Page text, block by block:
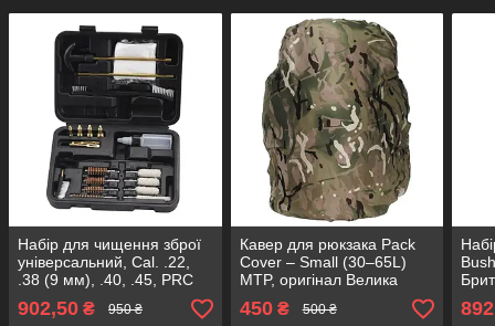
Набір для чищення зброї
універсальний, Cal. .22,
.38 (9 мм), .40, .45, PRC
902,50 ₴ 950 ₴
Кавер для рюкзака Pack
Cover – Small (30–65L)
MTP, оригінал Велика
Британія
450₴ 500 ₴